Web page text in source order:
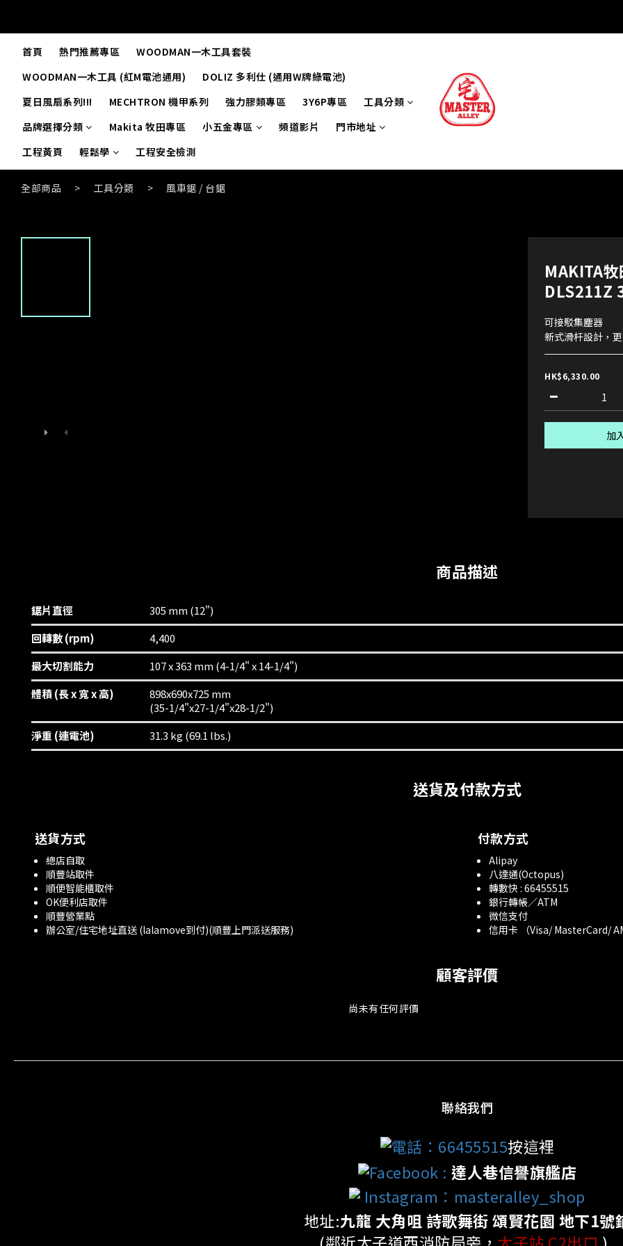
首頁 熱門推薦專區
WOODMAN一木工具套裝
WOODMAN一木工具 (紅M電池通用)
DOLIZ 多利仕 (通用W牌綠電池)
夏日風扇系列!!!
MECHTRON 機甲系列 強力膠類專區 3Y6P專區
工具分類
品牌選擇分類
Makita 牧田專區 小五金專區 頻道影片
門市地址
工程黃頁
輕鬆學 工程安全檢測
全部商品 > 工具分類 > 風車鋸 / 台鋸
MAKITA牧
DLS211Z
可接駁集塵器
新式滑杆設計，
HK$6,330.00
加
商品描述
鋸片直徑
305 mm (12")
回轉數 (rpm)
4,400
最大切割能力
107 x 363 mm (4-1/4" x 14-1/4")
體積 (長 x 寬 x 高)
898x690x725 mm
(35-1/4"x27-1/4"x28-1/2")
淨重 (連電池)
31.3 kg (69.1 lbs.)
送貨及付款方式
送貨方式
總店自取
順豐站取件
順便智能櫃取件
OK便利店取件
順豐營業點
辦公室/住宅地址直送 (lalamove到付)(順豐上門派送服務)
付款方式
Alipay
八達通(Octopus)
轉數快 : 66455515
銀行轉帳／ATM
微信支付
信用卡 （Visa/ MasterCard/
顧客評價
尚未有任何評價
聯絡我們
電話：66455515按這裡
Facebook :達人巷信譽旗艦店
Instagram：masteralley_shop
地址:九龍 大角咀 詩歌舞街 頌賢花園 地下1號
(鄰近太子道西消防局旁， 太子站 C2出口 )